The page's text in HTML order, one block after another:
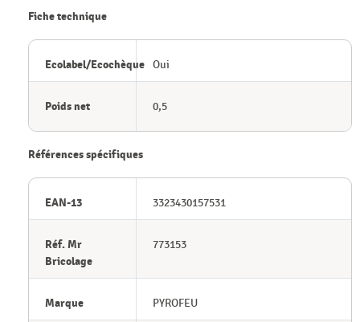
Fiche technique
Ecolabel/Ecochèque Oui
Poids net 0,5
Références spécifiques
EAN-13 3323430157531
Réf. Mr
Bricolage
773153
Marque PYROFEU